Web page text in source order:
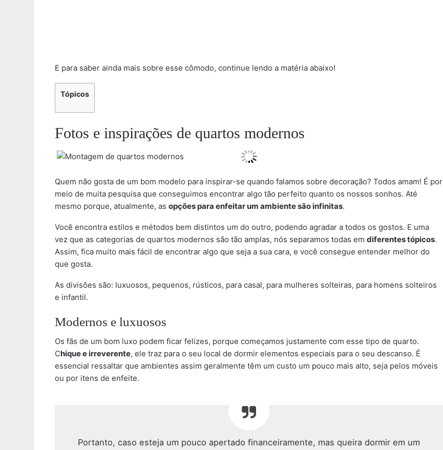
E para saber ainda mais sobre esse cômodo, continue lendo a matéria abaixo!
Tópicos
Fotos e inspirações de quartos modernos
Quem não gosta de um bom modelo para inspirar-se quando falamos sobre decoração? Todos amam! É por
meio de muita pesquisa que conseguimos encontrar algo tão perfeito quanto os nossos sonhos. Até
mesmo porque, atualmente, as opções para enfeitar um ambiente são infinitas.
Você encontra estilos e métodos bem distintos um do outro, podendo agradar a todos os gostos. E uma
vez que as categorias de quartos modernos são tão amplas, nós separamos todas em diferentes tópicos.
Assim, fica muito mais fácil de encontrar algo que seja a sua cara, e você consegue entender melhor do
que gosta.
As divisões são: luxuosos, pequenos, rústicos, para casal, para mulheres solteiras, para homens solteiros
e infantil.
Modernos e luxuosos
Os fãs de um bom luxo podem ficar felizes, porque começamos justamente com esse tipo de quarto.
Chique e irreverente, ele traz para o seu local de dormir elementos especiais para o seu descanso. É
essencial ressaltar que ambientes assim geralmente têm um custo um pouco mais alto, seja pelos móveis
ou por itens de enfeite.
Portanto, caso esteja um pouco apertado financeiramente, mas queira dormir em um